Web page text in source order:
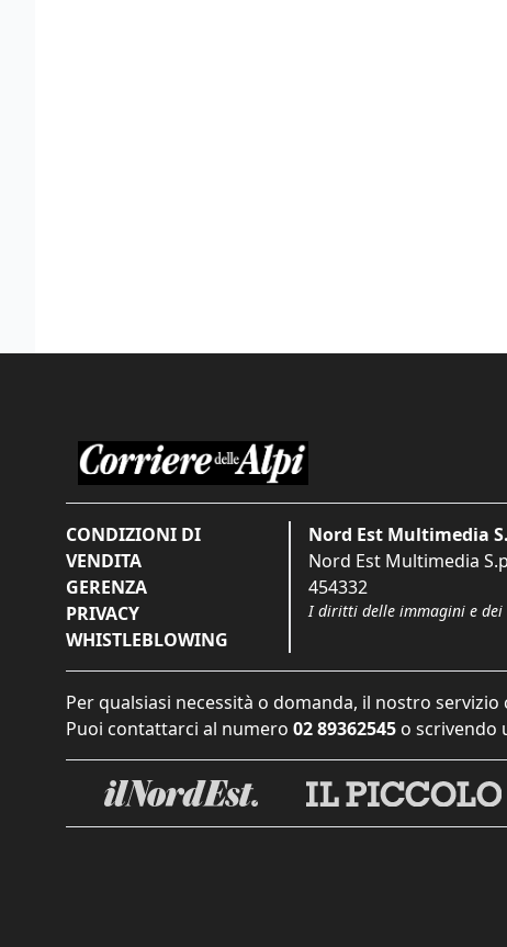
CONDIZIONI DI
VENDITA
GERENZA
PRIVACY
WHISTLEBLOWING
Nord Est Multimedia
Nord Est Multimedia
454332
I diritti delle immagini e dei
Per qualsiasi necessità o domanda, il nostro
Puoi contattarci al numero 02 89362545 o scrivendo